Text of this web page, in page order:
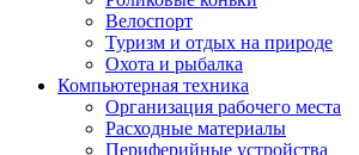
Велоспорт
Туризм и отдых на природе
Охота и рыбалка
Компьютерная техника
Организация рабочего места
Расходные материалы
Периферийные устройства